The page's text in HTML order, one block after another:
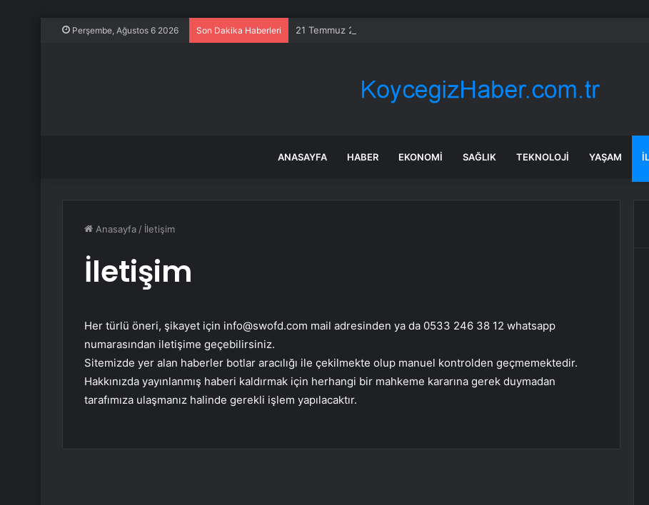
Perşembe, Ağustos 6 2026 Son Dakika Haberleri 21 Temmuz 2026 İstanbul HAVA DURUMU! Yarın İstanbul’da hava nasıl olacak,
ANASAYFA HABER EKONOMI SAĞLIK TEKNOLOJI YAŞAM
Anasayfa / İletişim
İletişim
Her türlü öneri, şikayet için info@swofd.com mail adresinden ya da 0533 246 38 12 whatsapp
numarasından iletişime geçebilirsiniz.
Sitemizde yer alan haberler botlar aracılığı ile çekilmekte olup manuel kontrolden geçmemektedir.
Hakkınızda yayınlanmış haberi kaldırmak için herhangi bir mahkeme kararına gerek duymadan
tarafımıza ulaşmanız halinde gerekli işlem yapılacaktır.